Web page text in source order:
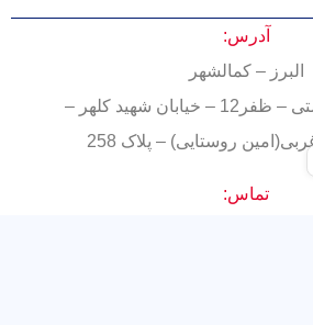
آدرس:
البرز – کمالشهر
شهید کلهر –
روستایی) – پلاک 258
تماس: